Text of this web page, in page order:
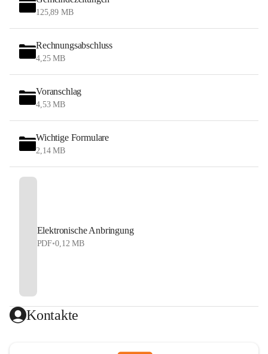
125,89 MB
Rechnungsabschluss
4,25 MB
Voranschlag
4,53 MB
Wichtige Formulare
2,14 MB
Elektronische Anbringung
PDF•0,12 MB
Kontakte